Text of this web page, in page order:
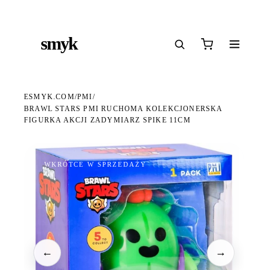
smyk
ESMYK.COM/PMI/
BRAWL STARS PMI RUCHOMA KOLEKCJONERSKA
FIGURKA AKCJI ZADYMIARZ SPIKE 11CM
WKRÓTCE W SPRZEDAŻY
← →